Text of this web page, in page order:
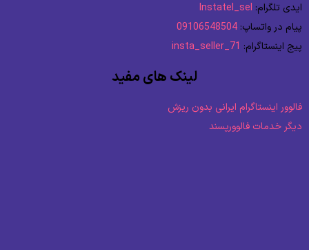
ایدی تلگرام: Instatel_sel
پیام در واتساپ: 09106548504
پیج اینستاگرام: insta_seller_71
لینک های مفید
فالوور اینستاگرام ایرانی بدون ریزش
دیگر خدمات فالوورپسند